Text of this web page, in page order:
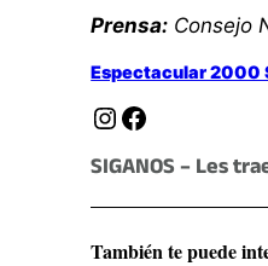
Prensa: Consejo
Espectacular 2000
Instagram Facebook
SIGANOS – Les
También te puede